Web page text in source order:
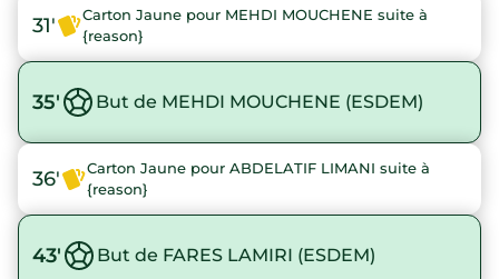
31'
Carton Jaune pour MEHDI MOUCHENE suite à
{reason}
35' But de MEHDI MOUCHENE (ESDEM)
36'
Carton Jaune pour ABDELATIF LIMANI suite à
{reason}
43' But de FARES LAMIRI (ESDEM)